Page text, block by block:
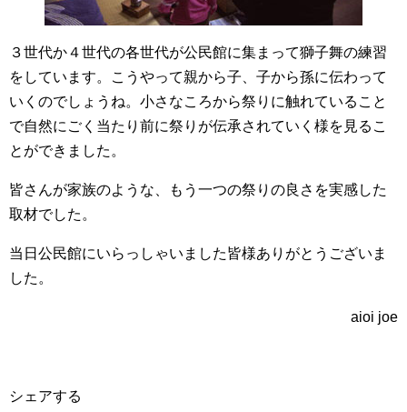
３世代か４世代の各世代が公民館に集まって獅子舞の練習
をしています。こうやって親から子、子から孫に伝わって
いくのでしょうね。小さなころから祭りに触れていること
で自然にごく当たり前に祭りが伝承されていく様を見るこ
とができました。
皆さんが家族のような、もう一つの祭りの良さを実感した
取材でした。
当日公民館にいらっしゃいました皆様ありがとうございま
した。
aioi joe
シェアする